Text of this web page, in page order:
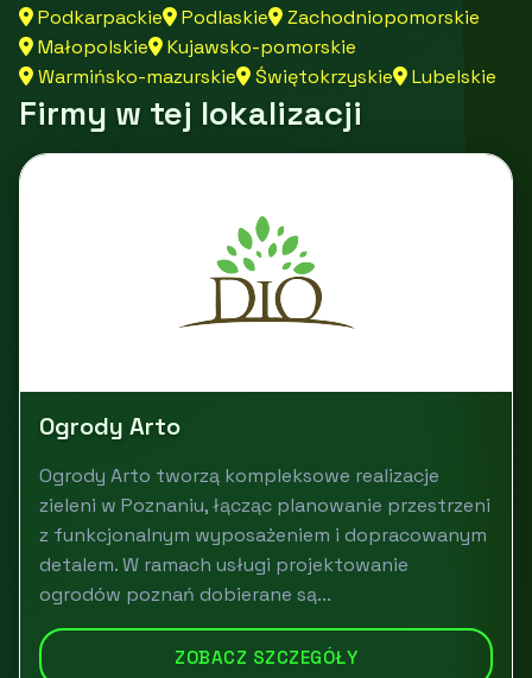
Podkarpackie
Podlaskie
Zachodniopomorskie
Małopolskie
Kujawsko-pomorskie
Warmińsko-mazurskie
Świętokrzyskie Lubelskie
Firmy w tej lokalizacji
Ogrody Arto
Ogrody Arto tworzą kompleksowe realizacje
zieleni w Poznaniu, łącząc planowanie przestrzeni
z funkcjonalnym wyposażeniem i dopracowanym
detalem. W ramach usługi projektowanie
ogrodów poznań dobierane są...
ZOBACZ SZCZEGÓŁY